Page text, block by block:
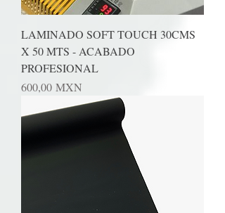
LAMINADO SOFT TOUCH 30CMS
X 50 MTS - ACABADO
PROFESIONAL
Precio
600,00 MXN